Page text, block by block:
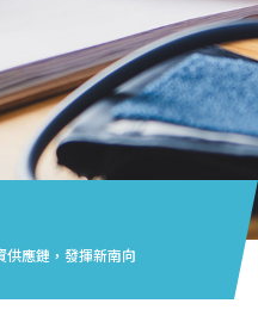
供應鏈，發揮新南向